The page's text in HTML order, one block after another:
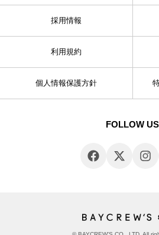
採用情報
利用規約
個人情報保護方針
FOLLOW US